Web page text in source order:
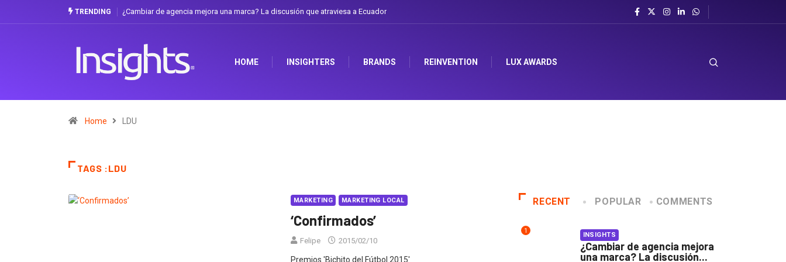
TRENDING ¿Cambiar de agencia mejora una marca? La discusión que atraviesa a Ecuador
HOME INSIGHTERS BRANDS REINVENTION LUX AWARDS
Home LDU
TAGS :LDU
MARKETING MARKETING LOCAL
‘Confirmados’
Felipe 2015/02/10
Premios 'Bichito del Fútbol 2015'
RECENT POPULAR COMMENTS
1 INSIGHTS
¿Cambiar de agencia mejora
una marca? La discusión...